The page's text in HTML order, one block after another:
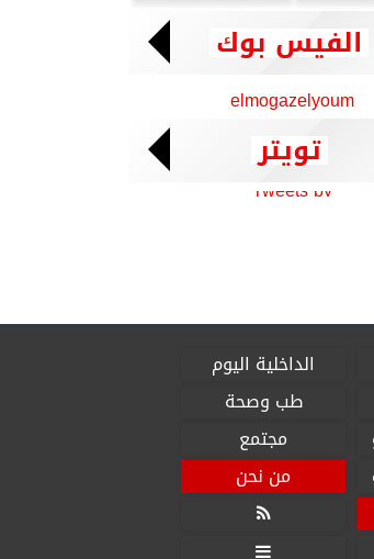
الفيس بوك
elmogazelyoum
تويتر
Tweets by
الداخلية اليوم
طب وصحة
مجتمع
من نحن

